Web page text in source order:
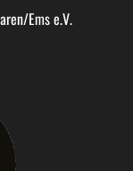
Ems e.V.